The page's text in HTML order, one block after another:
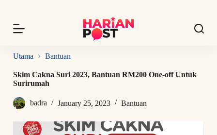
p
o
n
n
Utama Bantuan
Skim Cakna Suri 2023, Bantuan RM200 One-off Untuk
Surirumah
badra January 25, 2023 Bantuan